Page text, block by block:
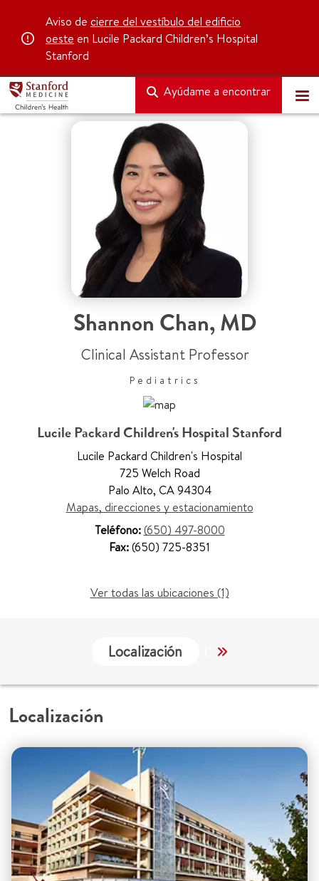
Aviso de cierre del vestíbulo del edificio
oeste en Lucile Packard Children’s Hospital
Stanford
Ayúdame a encontrar
Shannon Chan,MD
Clinical Assistant Professor
Pediatrics
Lucile Packard Children's Hospital Stanford
Lucile Packard Children's Hospital
725 Welch Road
Palo Alto, CA 94304
Mapas, direcciones y estacionamiento
Teléfono:(650) 497-8000
Fax:(650) 725-8351
Ver todas las ubicaciones (1)
Localización Servicios
Localización